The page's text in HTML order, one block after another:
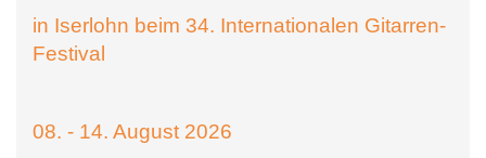
in Iserlohn beim 34. Internationalen Gitarren-
Festival
08. - 14. August 2026